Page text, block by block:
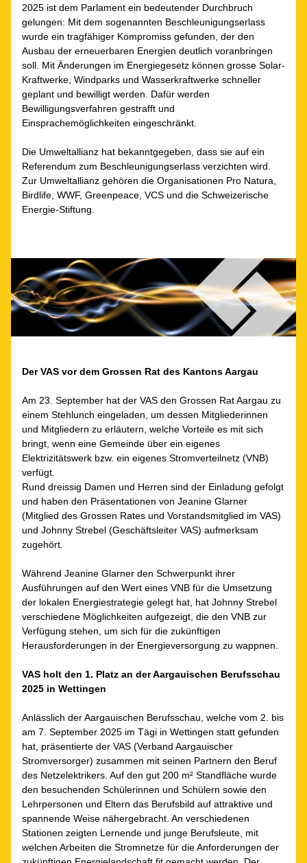
2025 ist dem Parlament ein bedeutender Durchbruch
gelungen: Mit dem sogenannten Beschleunigungserlass
wurde ein tragfähiger Kompromiss gefunden, der den
Ausbau der erneuerbaren Energien deutlich voranbringen
soll. Mit Änderungen im Energiegesetz können grosse Solar-
Kraftwerke, Windparks und Wasserkraftwerke schneller
geplant und bewilligt werden. Dafür werden
Bewilligungsverfahren gestrafft und
Einsprachemöglichkeiten eingeschränkt.
Die Umweltallianz hat bekanntgegeben, dass sie auf ein
Referendum zum Beschleunigungserlass verzichten wird.
Zur Umweltallianz gehören die Organisationen Pro Natura,
Birdlife, WWF, Greenpeace, VCS und die Schweizerische
Energie-Stiftung.
Der VAS vor dem Grossen Rat des Kantons Aargau
Am 23. September hat der VAS den Grossen Rat Aargau zu
einem Stehlunch eingeladen, um dessen Mitgliederinnen
und Mitgliedern zu erläutern, welche Vorteile es mit sich
bringt, wenn eine Gemeinde über ein eigenes
Elektrizitätswerk bzw. ein eigenes Stromverteilnetz (VNB)
verfügt.
Rund dreissig Damen und Herren sind der Einladung gefolgt
und haben den Präsentationen von Jeanine Glarner
(Mitglied des Grossen Rates und Vorstandsmitglied im VAS)
und Johnny Strebel (Geschäftsleiter VAS) aufmerksam
zugehört.
Während Jeanine Glarner den Schwerpunkt ihrer
Ausführungen auf den Wert eines VNB für die Umsetzung
der lokalen Energiestrategie gelegt hat, hat Johnny Strebel
verschiedene Möglichkeiten aufgezeigt, die den VNB zur
Verfügung stehen, um sich für die zukünftigen
Herausforderungen in der Energieversorgung zu wappnen.
VAS holt den 1. Platz an der Aargauischen Berufsschau
2025 in Wettingen
Anlässlich der Aargauischen Berufsschau, welche vom 2. bis
am 7. September 2025 im Tägi in Wettingen statt gefunden
hat, präsentierte der VAS (Verband Aargauischer
Stromversorger) zusammen mit seinen Partnern den Beruf
des Netzelektrikers. Auf den gut 200 m² Standfläche wurde
den besuchenden Schülerinnen und Schülern sowie den
Lehrpersonen und Eltern das Berufsbild auf attraktive und
spannende Weise nähergebracht. An verschiedenen
Stationen zeigten Lernende und junge Berufsleute, mit
welchen Arbeiten die Stromnetze für die Anforderungen der